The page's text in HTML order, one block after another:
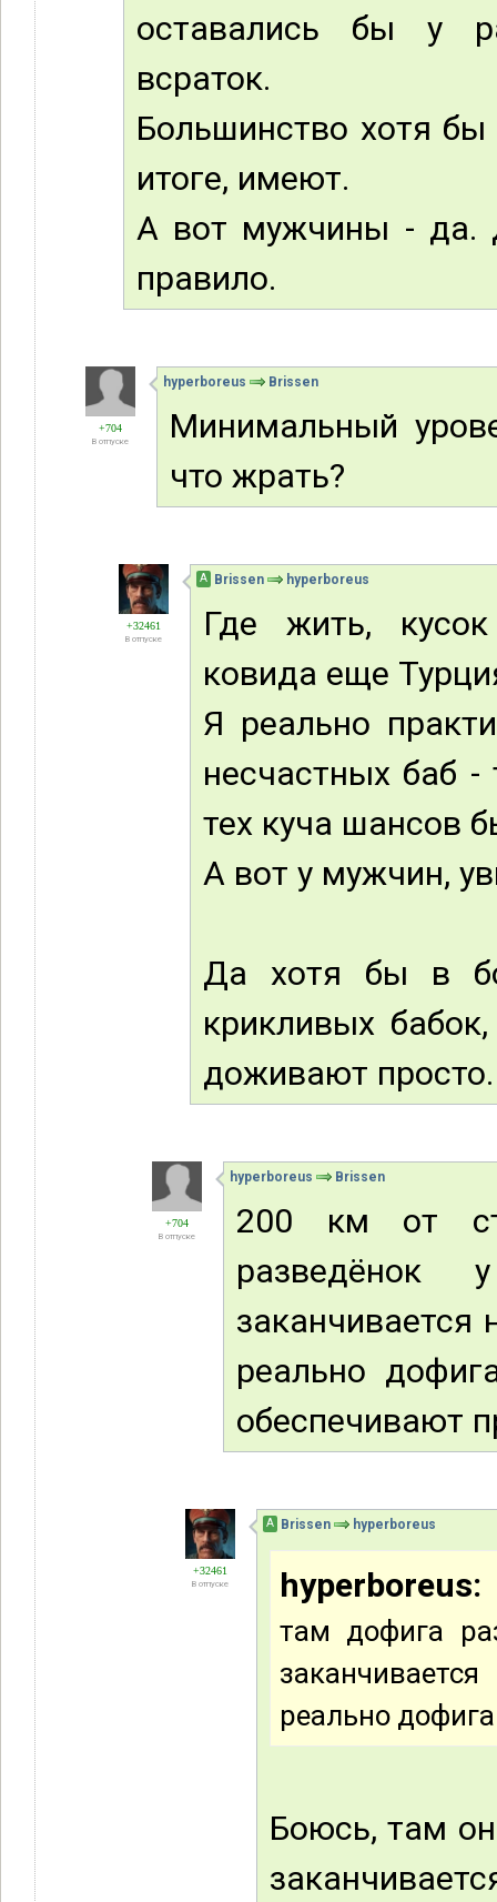
оставались бы у
всраток.
Большинство хотя
итоге, имеют.
А вот мужчины - да.
правило.
+704
В отпуске
hyperboreus Brissen
Минимальный
что жрать?
+32461
В отпуске
А Brissen hyperboreus
Где жить,
ковида еще
Я реально
несчастных баб
тех куча шансов
А вот у мужчин,
Да хотя бы в
крикливых
доживают просто.
+704
В отпуске
hyperboreus Brissen
200 км от
разведёнок
заканчивается
реально
обеспечивают
+32461
В отпуске
А Brissen hyperboreus
hyperboreus:
там дофига
реально дофига
Боюсь, там